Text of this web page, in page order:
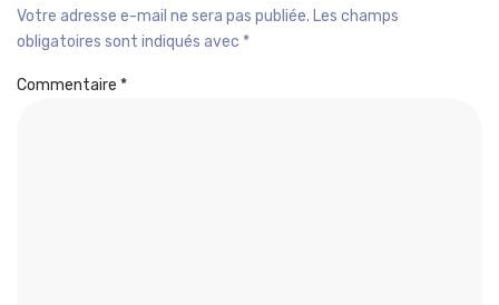
Votre adresse e-mail ne sera pas publiée. Les champs
obligatoires sont indiqués avec *
Commentaire *